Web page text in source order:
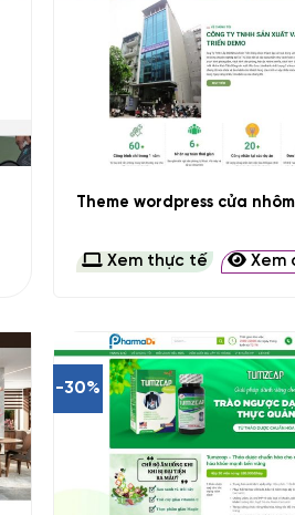
Theme wordpress cửa
Xem thực tế Xem
-30%